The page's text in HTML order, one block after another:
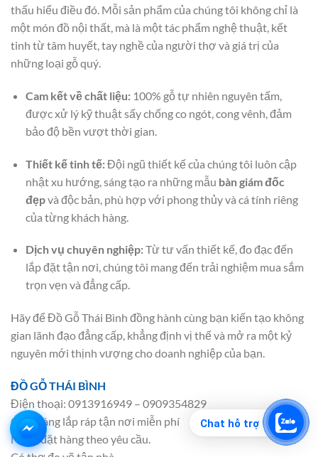
Chat hỗ trợ
thấu hiểu điều đó. Mỗi sản phẩm của chúng tôi không chỉ là
một món đồ nội thất, mà là một tác phẩm nghệ thuật, kết
tinh từ tâm huyết, tay nghề của người thợ và giá trị của
những loại gỗ quý.
Cam kết về chất liệu:100% gỗ tự nhiên nguyên tấm,
được xử lý kỹ thuật sấy chống co ngót, cong vênh, đảm
bảo độ bền vượt thời gian.
Thiết kế tinh tế:Đội ngũ thiết kế của chúng tôi luôn cập
nhật xu hướng, sáng tạo ra những mẫu bàn giám đốc
đẹpvà độc bản, phù hợp với phong thủy và cá tính riêng
của từng khách hàng.
Dịch vụ chuyên nghiệp:Từ tư vấn thiết kế, đo đạc đến
lắp đặt tận nơi, chúng tôi mang đến trải nghiệm mua sắm
trọn vẹn và đẳng cấp.
Hãy để Đồ Gỗ Thái Bình đồng hành cùng bạn kiến tạo không
gian lãnh đạo đẳng cấp, khẳng định vị thế và mở ra một kỷ
nguyên mới thịnh vượng cho doanh nghiệp của bạn.
ĐỒ GỖ THÁI BÌNH
Điện thoại: 0913916949 – 0909354829
Giao hàng lắp ráp tận nơi miễn phí
Nhận đặt hàng theo yêu cầu.